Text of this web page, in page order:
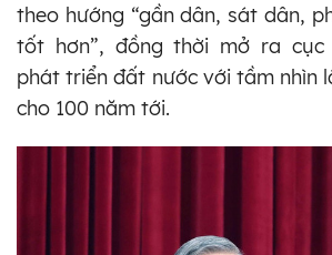
theo hướng “gần dân, sát dân,
tốt hơn”, đồng thời mở ra cục
phát triển đất nước với tầm nhìn
cho 100 năm tới.